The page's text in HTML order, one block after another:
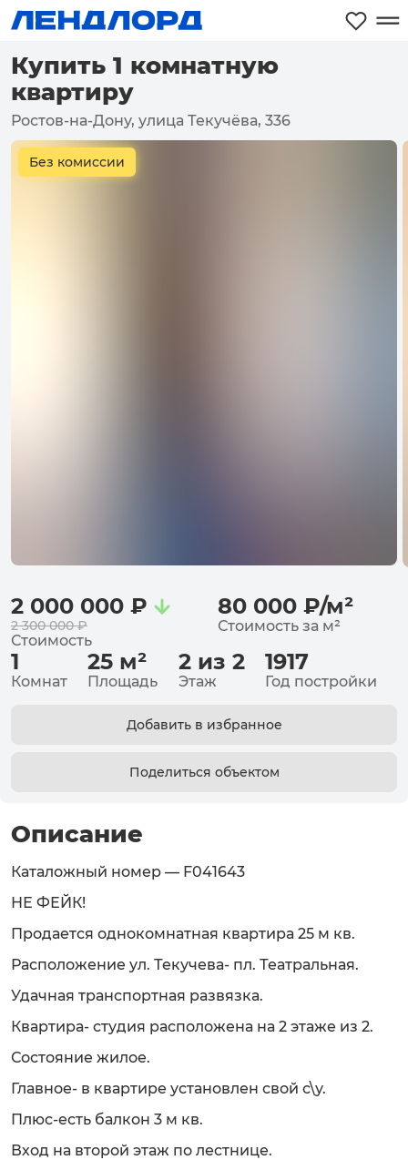
Купить 1 комнатную
квартиру
Ростов-на-Дону, улица Текучёва, 336
Без комиссии
2 000 000 ₽
2 300 000 ₽
Стоимость
80 000 ₽/м²
Стоимость за м²
1
Комнат
25 м²
Площадь
2 из 2
Этаж
1917
Год постройки
Добавить в избранное
Поделиться объектом
Описание
Каталожный номер — F041643
НЕ ФЕЙК!
Продается однокомнатная квартира 25 м кв.
Расположение ул. Текучева- пл. Театральная.
Удачная транспортная развязка.
Квартира- студия расположена на 2 этаже из 2.
Состояние жилое.
Главное- в квартире установлен свой с\у.
Плюс-есть балкон 3 м кв.
Вход на второй этаж по лестнице.